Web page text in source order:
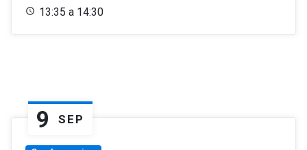
13:35 a 14:30
9 SEP